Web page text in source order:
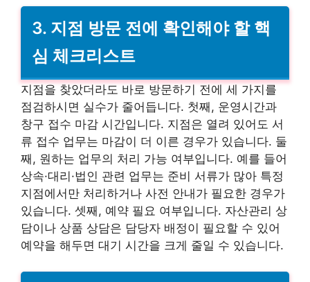
3. 지점 방문 전에 확인해야 할 핵
심 체크리스트
지점을 찾았더라도 바로 방문하기 전에 세 가지를
점검하시면 실수가 줄어듭니다. 첫째, 운영시간과
창구 접수 마감 시간입니다. 지점은 열려 있어도 서
류 접수 업무는 마감이 더 이른 경우가 있습니다. 둘
째, 원하는 업무의 처리 가능 여부입니다. 예를 들어
상속·대리·법인 관련 업무는 준비 서류가 많아 특정
지점에서만 처리하거나 사전 안내가 필요한 경우가
있습니다. 셋째, 예약 필요 여부입니다. 자산관리 상
담이나 상품 상담은 담당자 배정이 필요할 수 있어
예약을 해두면 대기 시간을 크게 줄일 수 있습니다.